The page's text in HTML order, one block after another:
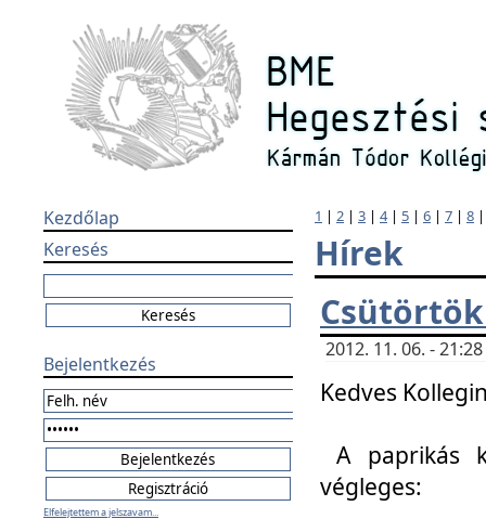
Kezdőlap
Keresés
Bejelentkezés
Elfelejtettem a jelszavam...
1 | 2 | 3 | 4| 5 | 6 | 7 | 8
Hírek
2012. 11. 06. -
Kedves
A paprikás
végleges: